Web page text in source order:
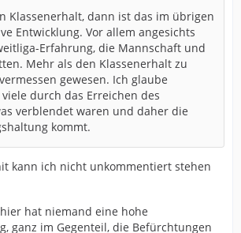
Klassenerhalt, dann ist das im übrigen
Entwicklung. Vor allem angesichts
Erfahrung, die Mannschaft und
Mehr als den Klassenerhalt zu
gewesen. Ich glaube
durch das Erreichen des
verblendet waren und daher die
kommt.
kann ich nicht unkommentiert stehen
hat niemand eine hohe
ganz im Gegenteil, die Befürchtungen